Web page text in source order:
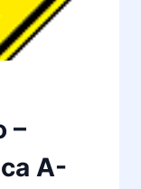
–
A-